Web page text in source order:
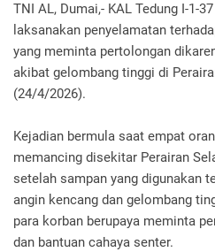
TNI AL, Dumai,- KAL Tedung I-1-
laksanakan penyelamatan
yang meminta pertolongan
akibat gelombang tinggi di
(24/4/2026).
Kejadian bermula saat empat
memancing disekitar Perairan
setelah sampan yang digunakan
angin kencang dan gelombang
para korban berupaya meminta
dan bantuan cahaya senter.